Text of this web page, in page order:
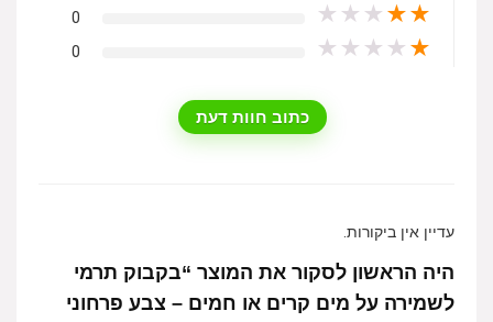
★
★
★
★
★
0
★
★
★
★
★
0
כתוב חוות דעת
עדיין אין ביקורות.
היה הראשון לסקור את המוצר “בקבוק תרמי
לשמירה על מים קרים או חמים – צבע פרחוני